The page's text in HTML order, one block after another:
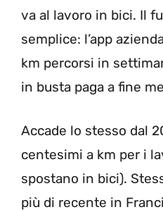
va al lavoro in bici. Il
semplice: l’app
km percorsi in
in busta paga a fine
Accade lo stesso dal
centesimi a km per i
spostano in bici).
più di recente in